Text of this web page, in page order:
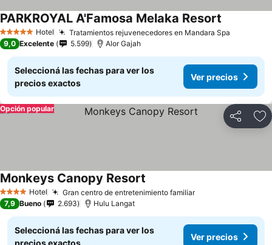
5 Estrellas Hotel Tratamientos rejuvenecedores en Mandara Spa
PARKROYAL A'Famosa Melaka Resort
9,0 Excelente 5.599 Alor Gajah
Seleccioná las fechas para ver los
precios exactos
Ver precios
Compartir
Opción popular
4 EstrellasHotel Gran centro de entretenimiento familiar
Monkeys Canopy Resort
7,9 Bueno 2.693 Hulu Langat
Seleccioná las fechas para ver los
precios exactos
Ver precios